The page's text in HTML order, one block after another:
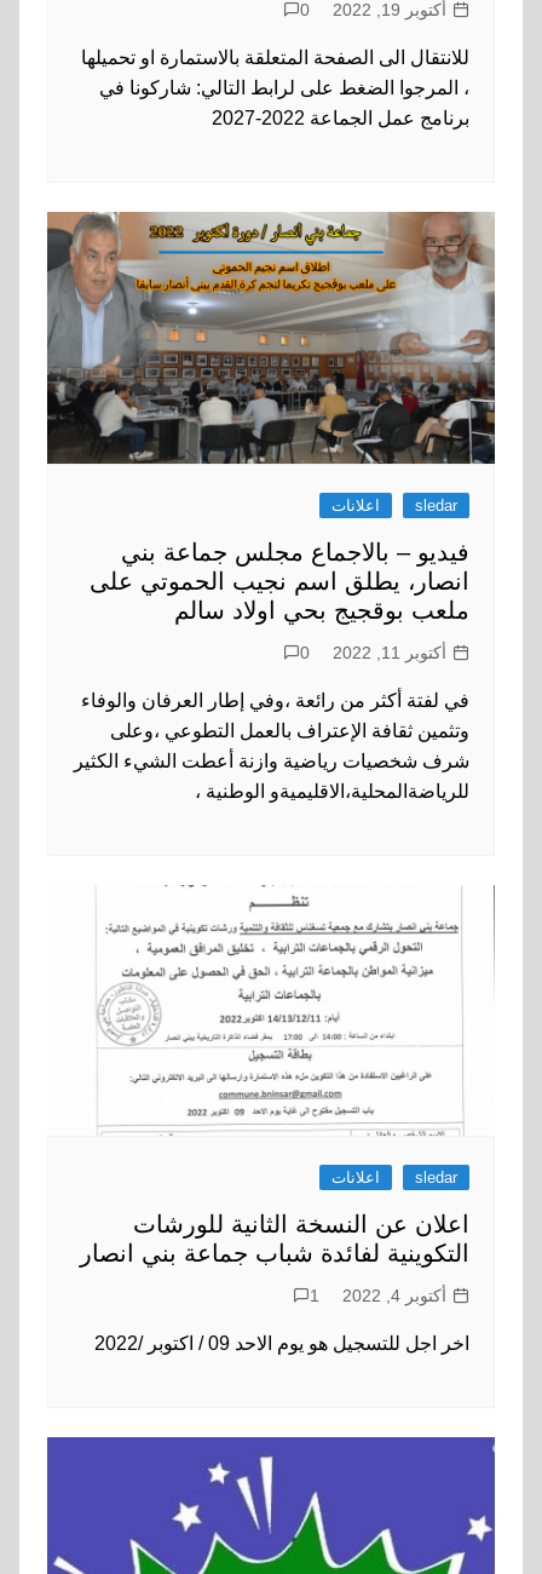
أكتوبر 19, 2022 0
للانتقال الى الصفحة المتعلقة بالاستمارة او تحميلها
، المرجوا الضغط على لرابط التالي: شاركونا في
برنامج عمل الجماعة 2022-2027
sledar اعلانات
فيديو – بالاجماع مجلس جماعة بني
انصار، يطلق اسم نجيب الحموتي على
ملعب بوقجيج بحي اولاد سالم
أكتوبر 11, 2022 0
في لفتة أكثر من رائعة ،وفي إطار العرفان والوفاء
وتثمين ثقافة الإعتراف بالعمل التطوعي ،وعلى
شرف شخصيات رياضية وازنة أعطت الشيء الكثير
للرياضةالمحلية،الاقليميةو الوطنية ،
sledar اعلانات
اعلان عن النسخة الثانية للورشات
التكوينية لفائدة شباب جماعة بني انصار
أكتوبر 4, 2022 1
اخر اجل للتسجيل هو يوم الاحد 09 / اكتوبر /2022